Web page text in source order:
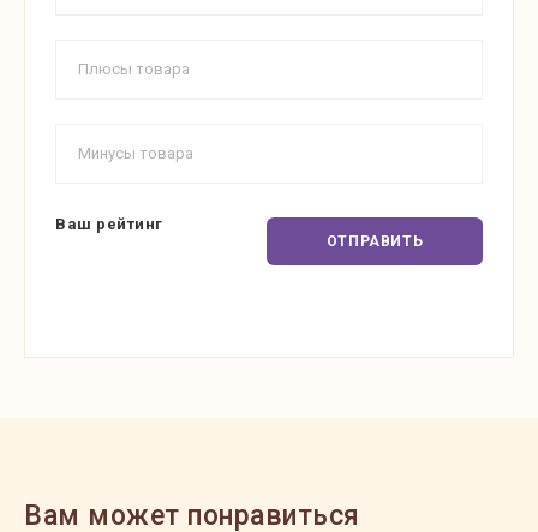
Ваш рейтинг
ОТПРАВИТЬ
Вам может понравиться